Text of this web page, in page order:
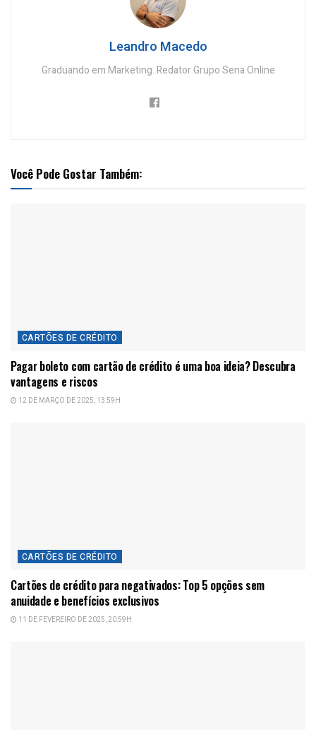
Leandro Macedo
Graduando em Marketing. Redator Grupo Sena Online
Você Pode Gostar Também:
CARTÕES DE CRÉDITO
Pagar boleto com cartão de crédito é uma boa ideia? Descubra
vantagens e riscos
12 DE MARÇO DE 2025, 13:59H
CARTÕES DE CRÉDITO
Cartões de crédito para negativados: Top 5 opções sem
anuidade e benefícios exclusivos
11 DE FEVEREIRO DE 2025, 20:59H